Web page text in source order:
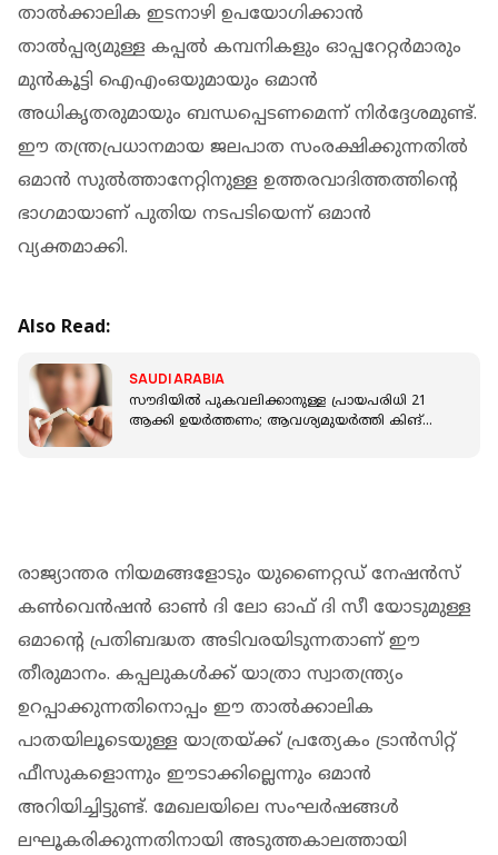
താൽക്കാലിക ഇടനാഴി ഉപയോഗിക്കാൻ
താൽപ്പര്യമുള്ള കപ്പൽ കമ്പനികളും ഓപ്പറേറ്റർമാരും
മുൻകൂട്ടി ഐഎംഒയുമായും ഒമാൻ
അധികൃതരുമായും ബന്ധപ്പെടണമെന്ന് നിർദ്ദേശമുണ്ട്.
ഈ തന്ത്രപ്രധാനമായ ജലപാത സംരക്ഷിക്കുന്നതിൽ
ഒമാൻ സുൽത്താനേറ്റിനുള്ള ഉത്തരവാദിത്തത്തിന്റെ
ഭാഗമായാണ് പുതിയ നടപടിയെന്ന് ഒമാൻ
വ്യക്തമാക്കി.
Also Read:
SAUDI ARABIA
സൗദിയിൽ പുകവലിക്കാനുള്ള പ്രായപരിധി 21
ആക്കി ഉയർത്തണം; ആവശ്യമുയർത്തി കിങ്
രാജ്യാന്തര നിയമങ്ങളോടും യുണൈറ്റഡ് നേഷൻസ്
കൺവെൻഷൻ ഓൺ ദി ലോ ഓഫ് ദി സീ യോടുമുള്ള
ഒമാന്റെ പ്രതിബദ്ധത അടിവരയിടുന്നതാണ് ഈ
തീരുമാനം. കപ്പലുകൾക്ക് യാത്രാ സ്വാതന്ത്ര്യം
ഉറപ്പാക്കുന്നതിനൊപ്പം ഈ താൽക്കാലിക
പാതയിലൂടെയുള്ള യാത്രയ്ക്ക് പ്രത്യേകം ട്രാൻസിറ്റ്
ഫീസുകളൊന്നും ഈടാക്കില്ലെന്നും ഒമാൻ
അറിയിച്ചിട്ടുണ്ട്. മേഖലയിലെ സംഘർഷങ്ങൾ
ലഘൂകരിക്കുന്നതിനായി അടുത്തകാലത്തായി